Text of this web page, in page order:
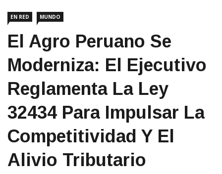
El Agro Peruano Se
Moderniza: El Ejecutivo
Reglamenta La Ley
32434 Para Impulsar La
Competitividad Y El
Alivio Tributario